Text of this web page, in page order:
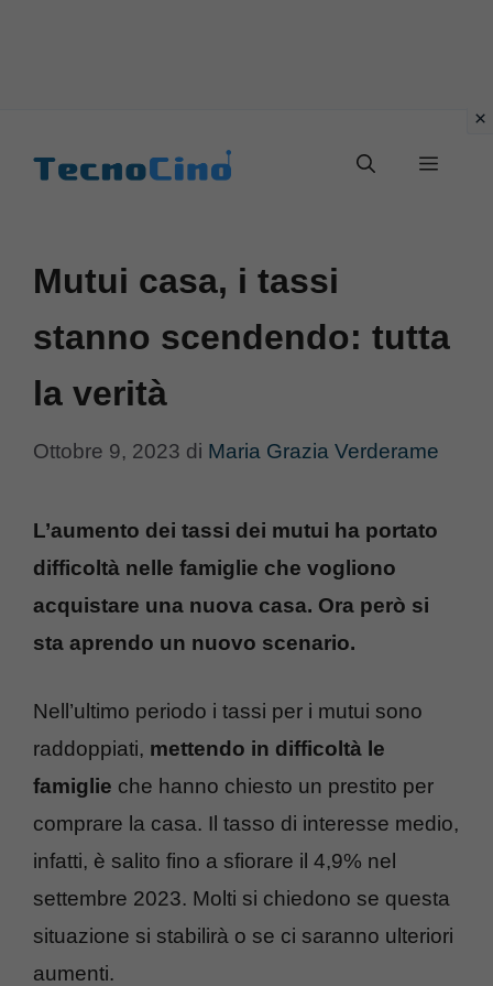
Menu
Mutui casa, i tassi
stanno scendendo: tutta
la verità
Ottobre 9, 2023 di Maria Grazia Verderame
L’aumento dei tassi dei mutui ha portato
difficoltà nelle famiglie che vogliono
acquistare una nuova casa. Ora però si
sta aprendo un nuovo scenario.
Nell’ultimo periodo i tassi per i mutui sono
raddoppiati, mettendo in difficoltà le
famiglie che hanno chiesto un prestito per
comprare la casa. Il tasso di interesse medio,
infatti, è salito fino a sfiorare il 4,9% nel
settembre 2023. Molti si chiedono se questa
situazione si stabilirà o se ci saranno ulteriori
aumenti.